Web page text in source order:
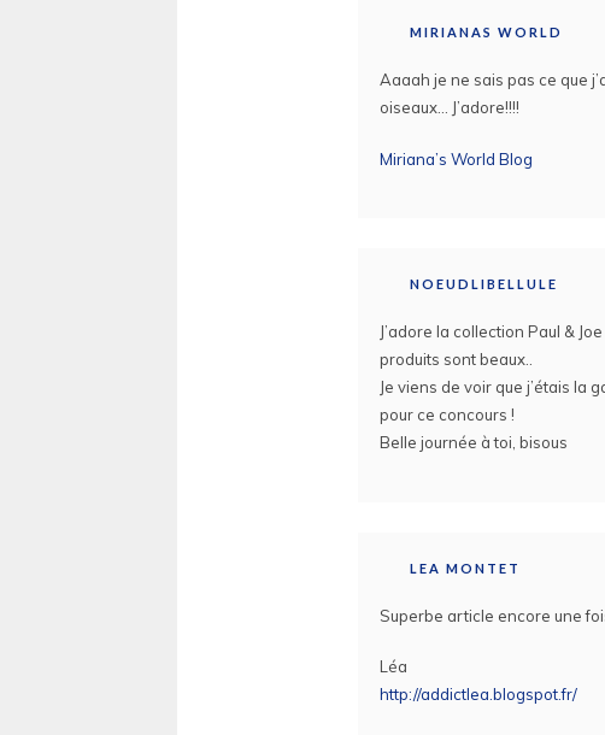
MIRIANAS WORLD
Aaaah je ne sais pas ce que
oiseaux… J’adore!!!!
Miriana’s World Blog
NOEUDLIBELLULE
J’adore la collection Paul &
produits sont beaux..
Je viens de voir que j’étais la
pour ce concours !
Belle journée à toi, bisous
LEA MONTET
Superbe article encore une
Léa
http://addictlea.blogspot.fr/